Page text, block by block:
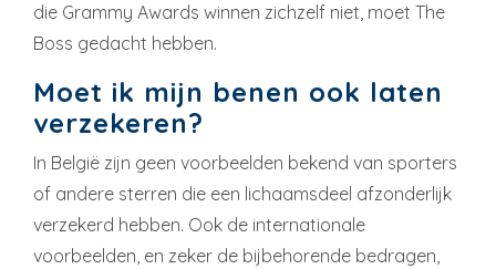
die Grammy Awards winnen zichzelf niet, moet The
Boss gedacht hebben.
Moet ik mijn benen ook laten
verzekeren?
In België zijn geen voorbeelden bekend van sporters
of andere sterren die een lichaamsdeel afzonderlijk
verzekerd hebben. Ook de internationale
voorbeelden, en zeker de bijbehorende bedragen,